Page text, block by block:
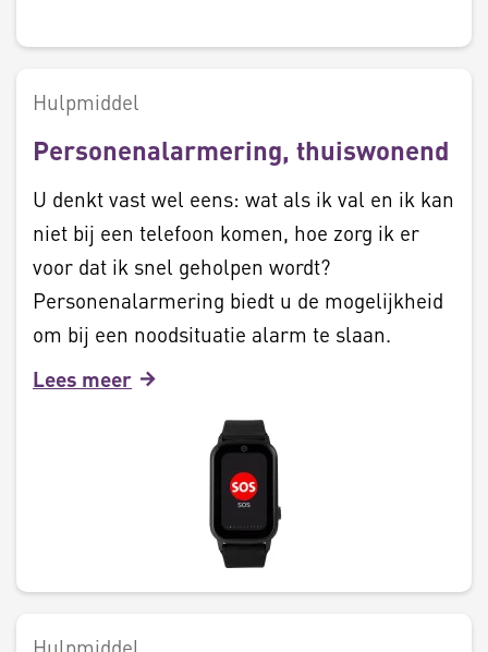
Hulpmiddel
Personenalarmering, thuiswonend
U denkt vast wel eens: wat als ik val en ik kan
niet bij een telefoon komen, hoe zorg ik er
voor dat ik snel geholpen wordt?
Personenalarmering biedt u de mogelijkheid
om bij een noodsituatie alarm te slaan.
Lees meer